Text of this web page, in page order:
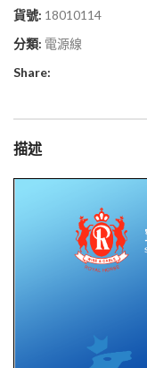
貨號: 18010114
分類: 電源線
Share:
描述